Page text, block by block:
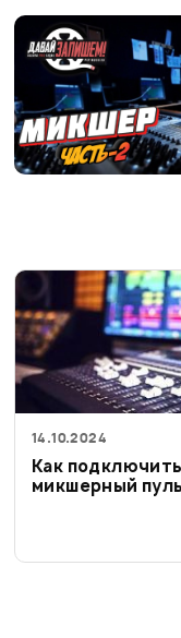
14.10.2024
Как
микшерный